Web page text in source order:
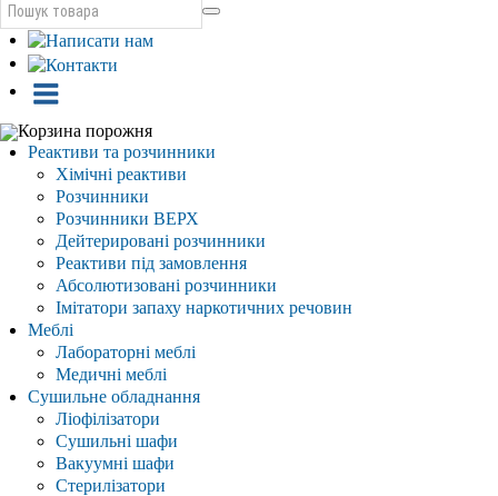
Корзина порожня
Реактиви та розчинники
Хімічні реактиви
Розчинники
Розчинники ВЕРХ
Дейтерировані розчинники
Реактиви під замовлення
Абсолютизовані розчинники
Імітатори запаху наркотичних речовин
Меблі
Лабораторні меблі
Медичні меблі
Сушильне обладнання
Ліофілізатори
Сушильні шафи
Вакуумні шафи
Стерилізатори